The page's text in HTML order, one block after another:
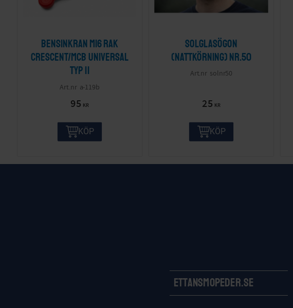
Bensinkran M16 Rak
Crescent/MCB Universal
Typ II
a-119b
95 KR
KÖP
Solglasögon
(nattkörning) nr.50
solnr50
25 KR
KÖP
Ettansmopeder.se